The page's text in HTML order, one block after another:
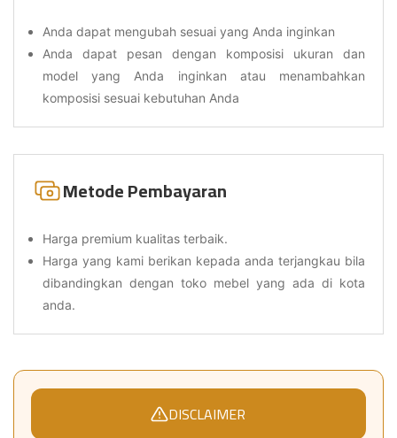
Anda dapat mengubah sesuai yang Anda inginkan
Anda dapat pesan dengan komposisi ukuran dan
model yang Anda inginkan atau menambahkan
komposisi sesuai kebutuhan Anda
Metode Pembayaran
Harga premium kualitas terbaik.
Harga yang kami berikan kepada anda terjangkau bila
dibandingkan dengan toko mebel yang ada di kota
anda.
DISCLAIMER